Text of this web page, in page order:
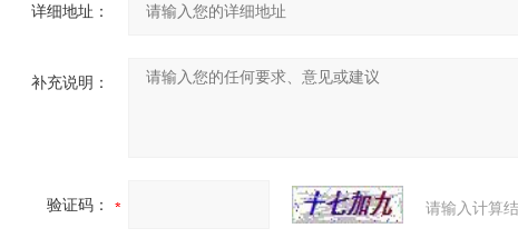
详细地址：
补充说明：
验证码： 请输入计算